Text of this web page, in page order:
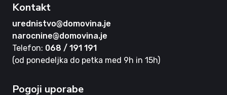
Kontakt
urednistvo@domovina.je
narocnine@domovina.je
Telefon: 068 / 191 191
(od ponedeljka do petka med 9h in 15h)
Pogoji uporabe